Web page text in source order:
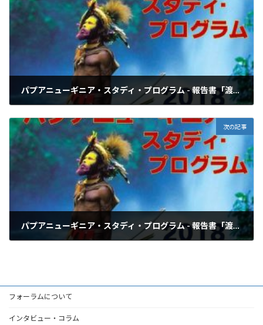
パプアニューギニア・スタディ・プログラム - 報告書「渡航前：第1回勉強会」
次の記事
パプアニューギニア・スタディ・プログラム - 報告書「渡航前：第2回勉強会②」
フォーラムについて
インタビュー・コラム